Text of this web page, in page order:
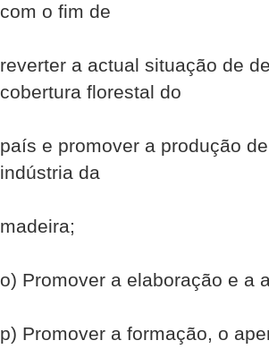
com o fim de
reverter a actual situação de
cobertura florestal do
país e promover a produção
indústria da
madeira;
o) Promover a elaboração e a
p) Promover a formação, o